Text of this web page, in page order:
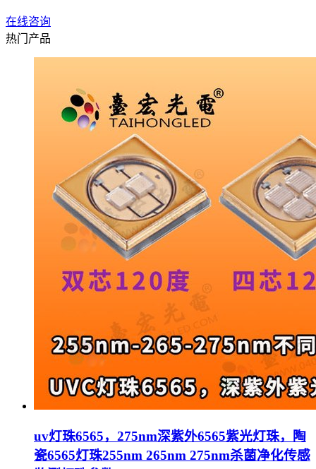
在线咨询
热门产品
uv灯珠6565，275nm深紫外6565紫光灯珠，陶
瓷6565灯珠255nm 265nm 275nm杀菌净化传感